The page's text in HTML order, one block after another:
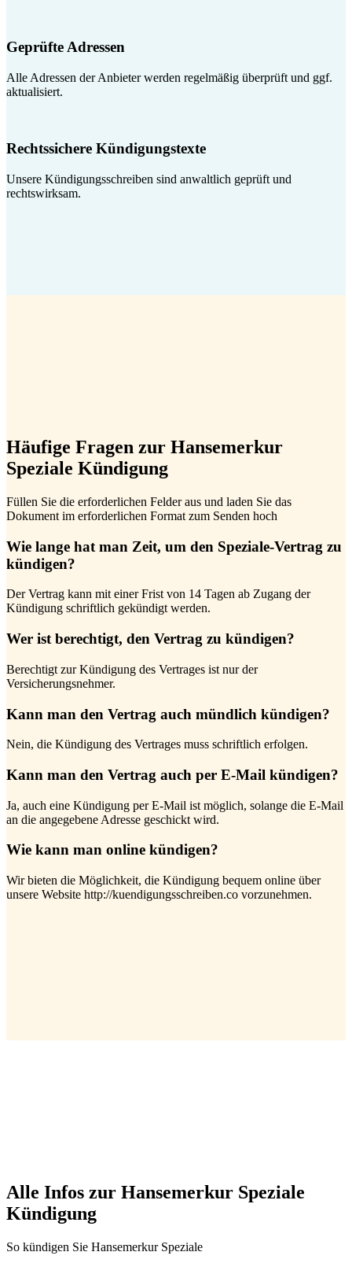
Geprüfte Adressen
Alle Adressen der Anbieter werden regelmäßig überprüft und ggf.
aktualisiert.
Rechtssichere Kündigungstexte
Unsere Kündigungsschreiben sind anwaltlich geprüft und
rechtswirksam.
Häufige Fragen zur Hansemerkur
Speziale Kündigung
Füllen Sie die erforderlichen Felder aus und laden Sie das
Dokument im erforderlichen Format zum Senden hoch
Wie lange hat man Zeit, um den Speziale-Vertrag zu
kündigen?
Der Vertrag kann mit einer Frist von 14 Tagen ab Zugang der
Kündigung schriftlich gekündigt werden.
Wer ist berechtigt, den Vertrag zu kündigen?
Berechtigt zur Kündigung des Vertrages ist nur der
Versicherungsnehmer.
Kann man den Vertrag auch mündlich kündigen?
Nein, die Kündigung des Vertrages muss schriftlich erfolgen.
Kann man den Vertrag auch per E-Mail kündigen?
Ja, auch eine Kündigung per E-Mail ist möglich, solange die E-Mail
an die angegebene Adresse geschickt wird.
Wie kann man online kündigen?
Wir bieten die Möglichkeit, die Kündigung bequem online über
unsere Website http://kuendigungsschreiben.co vorzunehmen.
Alle Infos zur Hansemerkur Speziale
Kündigung
So kündigen Sie Hansemerkur Speziale